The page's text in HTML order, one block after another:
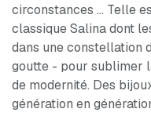
circonstances ... Telle
classique Salina dont
dans une constellation
goutte - pour sublimer
de modernité. Des
génération en